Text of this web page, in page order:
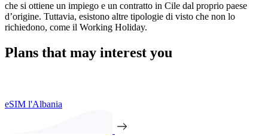
che si ottiene un impiego e un contratto in Cile dal proprio paese
d’origine. Tuttavia, esistono altre tipologie di visto che non lo
richiedono, come il Working Holiday.
Plans that may interest you
eSIM l'Albania